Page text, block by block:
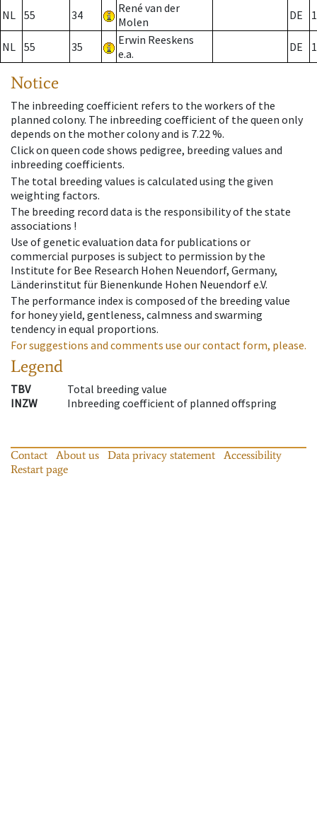
NL 55 34
René van der
Molen
DE
NL 55 35
Erwin Reeskens
e.a.
DE
Notice
The inbreeding coefficient refers to the workers of the
planned colony. The inbreeding coefficient of the queen only
depends on the mother colony and is 7.22 %.
Click on queen code shows pedigree, breeding values and
inbreeding coefficients.
The total breeding values is calculated using the given
weighting factors.
The breeding record data is the responsibility of the state
associations !
Use of genetic evaluation data for publications or
commercial purposes is subject to permission by the
Institute for Bee Research Hohen Neuendorf, Germany,
Länderinstitut für Bienenkunde Hohen Neuendorf e.V.
The performance index is composed of the breeding value
for honey yield, gentleness, calmness and swarming
tendency in equal proportions.
For suggestions and comments use our contact form, please.
Legend
TBV
Total breeding value
INZW
Inbreeding coefficient of planned offspring
Contact About us Data privacy statement
Accessibility
Restart page